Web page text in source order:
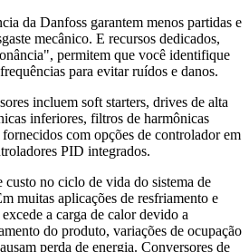
da Danfoss garantem menos partidas e
mecânico. E recursos dedicados,
permitem que você identifique
para evitar ruídos e danos.
incluem soft starters, drives de alta
inferiores, filtros de harmônicas
com opções de controlador em
PID integrados.
custo no ciclo de vida do sistema de
muitas aplicações de resfriamento e
a carga de calor devido a
do produto, variações de ocupação
perda de energia. Conversores de